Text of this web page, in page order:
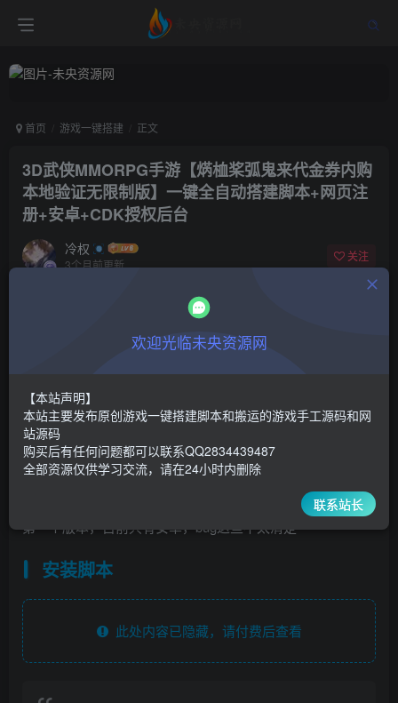
首页 游戏一键搭建 正文
3D武侠MMORPG手游【焫桖桨弧鬼来代金券内购
本地验证无限制版】一键全自动搭建脚本+网页注
册+安卓+CDK授权后台
冷权
3个月前更新
关注
￥9.9 ￥ 30
第一个版本，目前只有安卓，bug这些不太清楚
安装脚本
此处内容已隐藏，请付费后查看
欢迎光临未央资源网
【本站声明】
本站主要发布原创游戏一键搭建脚本和搬运的游戏手工源码和网
站源码
购买后有任何问题都可以联系QQ2834439487
全部资源仅供学习交流，请在24小时内删除
联系站长